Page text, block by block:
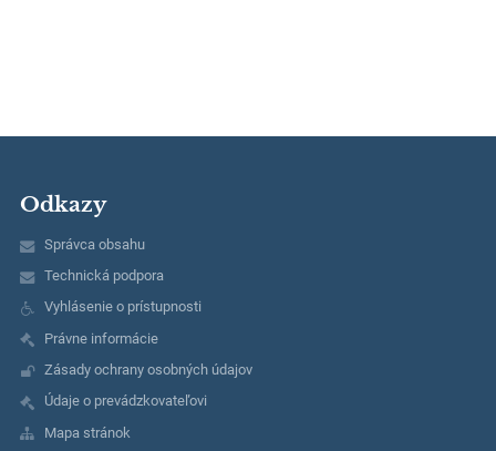
Odkazy
Správca obsahu
Technická podpora
Vyhlásenie o prístupnosti
Právne informácie
Zásady ochrany osobných údajov
Údaje o prevádzkovateľovi
Mapa stránok